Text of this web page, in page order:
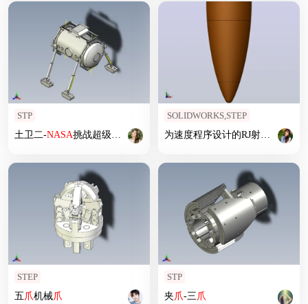
STP
土卫二-NASA挑战超级重物流运输-118
SOLIDWORKS,STEP
为速度程序设计的RJ射出系统[
STEP
五爪机械爪
STP
夹爪-三爪